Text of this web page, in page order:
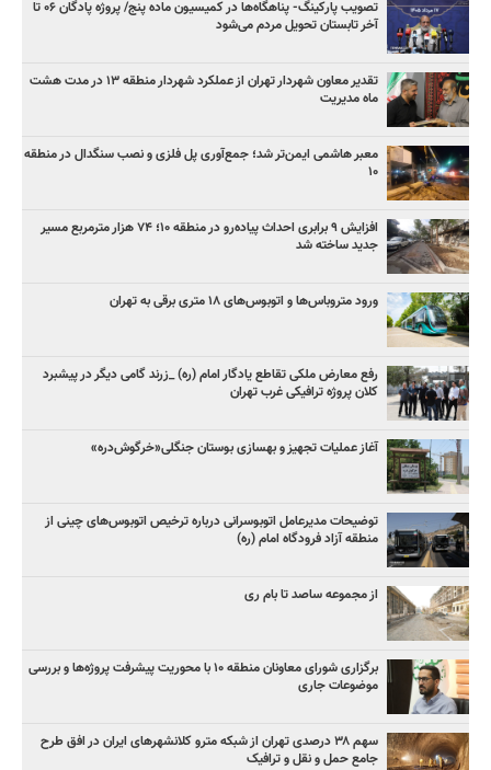
تصویب پارکینگ- پناهگاه‌ها در کمیسیون ماده پنج/ پروژه پادگان ۰۶ تا
آخر تابستان تحویل مردم می‌شود
تقدیر معاون شهردار تهران از عملکرد شهردار منطقه ۱۳ در مدت هشت
ماه مدیریت
معبر هاشمی ایمن‌تر شد؛ جمع‌آوری پل فلزی و نصب سنگدال در منطقه
۱۰
افزایش ۹ برابری احداث پیاده‌رو در منطقه ۱۰؛ ۷۴ هزار مترمربع مسیر
جدید ساخته شد
ورود متروباس‌ها و اتوبوس‌های ۱۸ متری برقی به تهران
رفع معارض ملکی تقاطع یادگار امام (ره) _زرند گامی دیگر در پیشبرد
کلان پروژه‌ ترافیکی غرب تهران
آغاز عملیات تجهیز و بهسازی بوستان جنگلی«خرگوش‌دره»
توضیحات مدیرعامل اتوبوسرانی درباره ترخیص اتوبوس‌های چینی از
منطقه آزاد فرودگاه امام (ره)
از مجموعه ساصد تا بام ری
برگزاری شورای معاونان منطقه ۱۰ با محوریت پیشرفت پروژه‌ها و بررسی
موضوعات جاری
سهم ۳۸ درصدی تهران از شبکه مترو کلانشهرهای ایران در افق طرح
جامع حمل و نقل و ترافیک